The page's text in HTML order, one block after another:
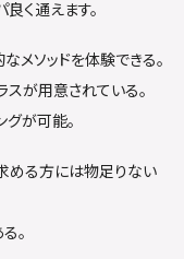
く通えます。
メソッドを体験できる。
が用意されている。
が可能。
める方には物足りない
。